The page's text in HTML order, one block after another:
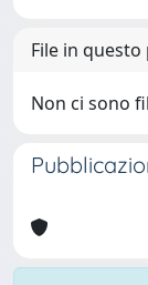
File in
Non ci sono